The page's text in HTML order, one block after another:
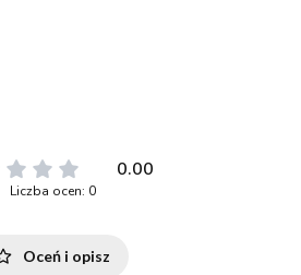
0.00
Liczba ocen: 0
Oceń i opisz